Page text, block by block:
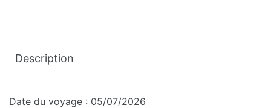
Description
Date du voyage : 05/07/2026